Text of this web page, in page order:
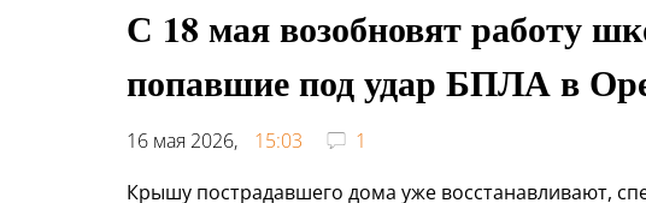
С 18 мая возобновят работу
попавшие под удар БПЛА в
16 мая 2026, 15:03
1
Крышу пострадавшего дома уже восстанавливают,